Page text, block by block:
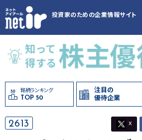
投資家のための企業情報サイト
銘柄ランキング
TOP 50
注目の
優待企業
2613 X